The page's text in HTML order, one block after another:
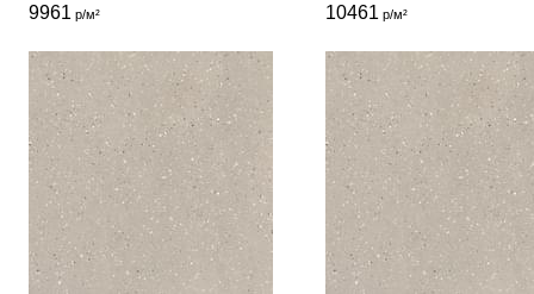
9961 р/м² 10461 р/м²